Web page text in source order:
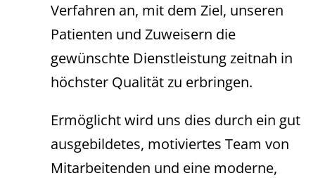
Verfahren an, mit dem Ziel, unseren
Patienten und Zuweisern die
gewünschte Dienstleistung zeitnah in
höchster Qualität zu erbringen.
Ermöglicht wird uns dies durch ein gut
ausgebildetes, motiviertes Team von
Mitarbeitenden und eine moderne,